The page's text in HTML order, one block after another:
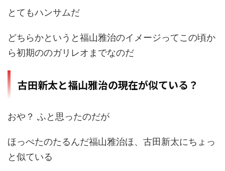
とてもハンサムだ
どちらかというと福山雅治のイメージってこの頃か
ら初期ののガリレオまでなのだ
古田新太と福山雅治の現在が似ている？
おや？ ふと思ったのだが
ほっぺたのたるんだ福山雅治ほ、古田新太にちょっ
と似ている